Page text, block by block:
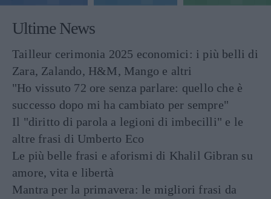
Ultime News
Tailleur cerimonia 2025 economici: i più belli di
Zara, Zalando, H&M, Mango e altri
"Ho vissuto 72 ore senza parlare: quello che è
successo dopo mi ha cambiato per sempre"
Il "diritto di parola a legioni di imbecilli" e le
altre frasi di Umberto Eco
Le più belle frasi e aforismi di Khalil Gibran su
amore, vita e libertà
Mantra per la primavera: le migliori frasi da